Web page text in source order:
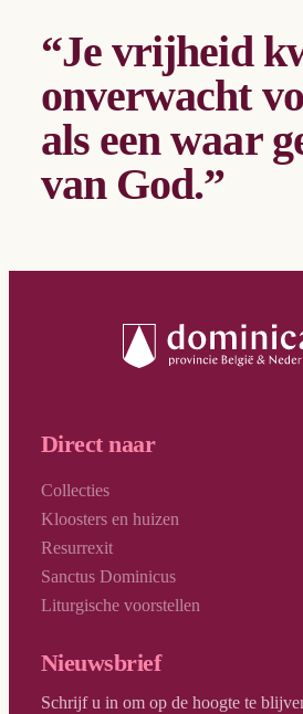
“Je vrijheid
onverwacht
als een waar
van God.”
Direct naar
Collecties
Kloosters en huizen
Resurrexit
Sanctus Dominicus
Liturgische voorstellen
Nieuwsbrief
Schrijf u in om op de hoogte te